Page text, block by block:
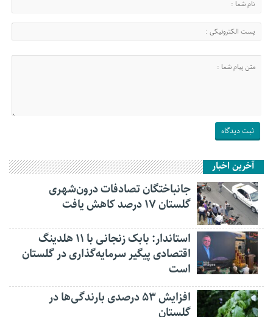
آخرین اخبار
جانباختگان تصادفات درون‌شهری
گلستان ۱۷ درصد کاهش یافت
استاندار: بابک زنجانی با ۱۱ هلدینگ
اقتصادی پیگیر سرمایه‌گذاری در گلستان
است
افزایش ۵۳ درصدی بارندگی‌ها در
گلستان